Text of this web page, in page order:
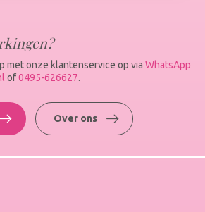
met onze klantenservice op via WhatsApp
of0495-626627.
Over ons